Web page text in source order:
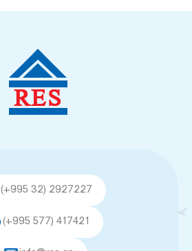
(+995 32) 2927227
(+995 577) 417421